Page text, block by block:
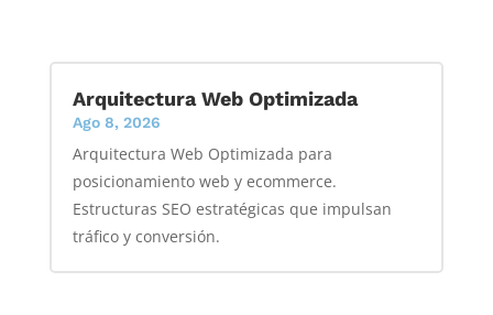
Arquitectura Web Optimizada
Ago 8, 2026
Arquitectura Web Optimizada para
posicionamiento web y ecommerce.
Estructuras SEO estratégicas que impulsan
tráfico y conversión.